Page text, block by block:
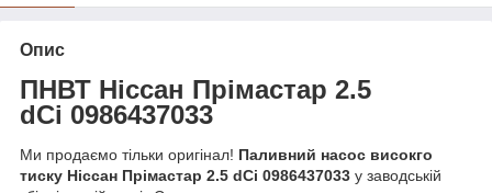
Опис
ПНВТ Ніссан Прімастар 2.5
dCi 0986437033
Ми продаємо тільки оригінал! Паливний насос високго
тиску Ніссан Прімастар 2.5 dCi 0986437033 у заводській